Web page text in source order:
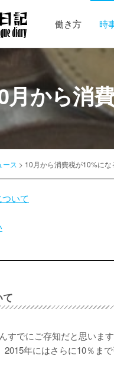
働き方 時
月から消
ース > 10月から消費税が10%に
いて
て
でにご存知だと思います
年にはさらに10％ま